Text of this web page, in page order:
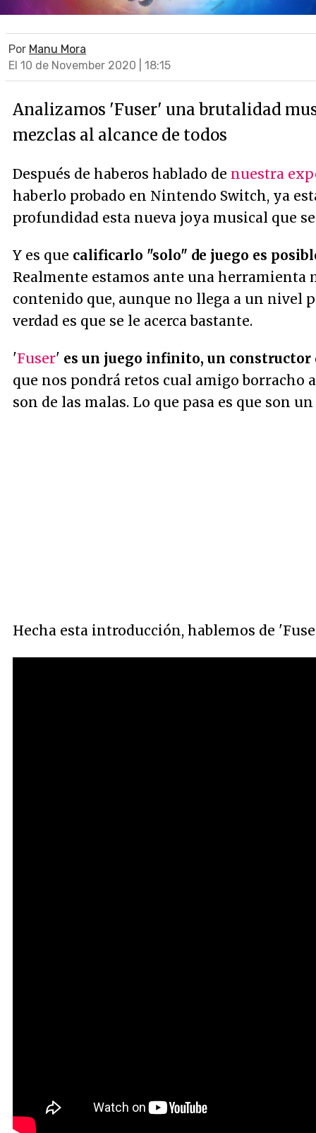
Por Manu Mora
El 10 de November 2020 | 18:15
Analizamos 'Fuser' una brutalidad
mezclas al alcance de todos
Después de haberos hablado de nuestra
haberlo probado en Nintendo Switch, ya
profundidad esta nueva joya musical que
Y es que calificarlo "solo" de juego es
Realmente estamos ante una herramienta
contenido que, aunque no llega a un nivel
verdad es que se le acerca bastante.
'Fuser' es un juego infinito, un constructor
que nos pondrá retos cual amigo borracho
son de las malas. Lo que pasa es que son
Hecha esta introducción, hablemos de